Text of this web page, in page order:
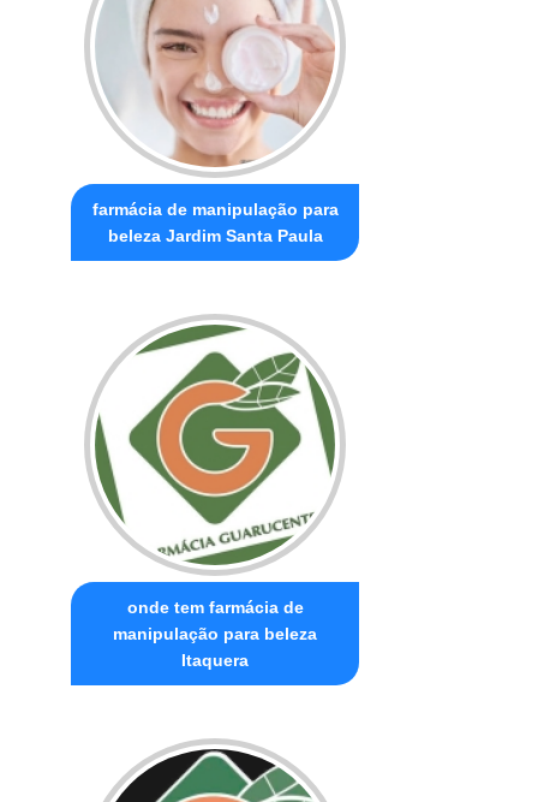
farmácia de manipulação para
beleza Jardim Santa Paula
onde tem farmácia de
manipulação para beleza
Itaquera